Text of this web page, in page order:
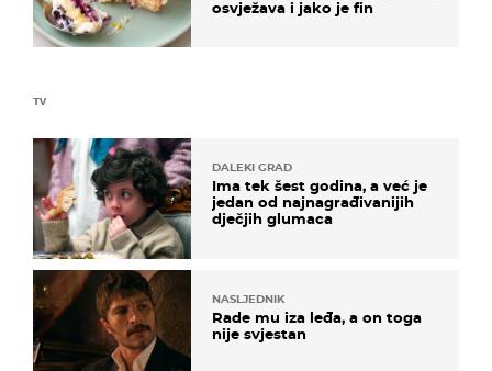
TV
DALEKI GRAD
Ima tek šest godina, a već je
jedan od najnagrađivanijih
dječjih glumaca
NASLJEDNIK
Rade mu iza leđa, a on toga
nije svjestan
osvježava i jako je fin